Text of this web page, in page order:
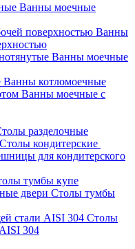
Ванны моечные
Ванны
Ванны моечные
Ванны котломоечные
Ванны моечные с
разделочные
Столы кондитерские
для кондитерского
тумбы купе
Столы тумбы
Столы
304